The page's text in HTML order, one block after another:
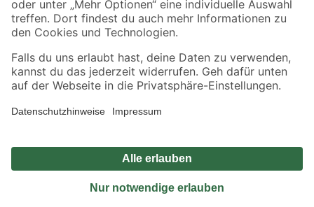
Alle Preisangaben in EUR inkl. gesetzl. MwSt.. Die dargestellten Angebote sind unter
Umständen nicht in allen Märkten verfügbar. Die angegebenen Verfügbarkeiten beziehen
Produkte nur solange der Vorrat reicht.
*Paketversand ab 59 € versandkostenfrei, gilt nicht für Artikel mit Speditionsversand, hier
Privatsphäre Impressum
Nutzungsbedingungen
Widerrufsrecht
Vertrag widerrufen